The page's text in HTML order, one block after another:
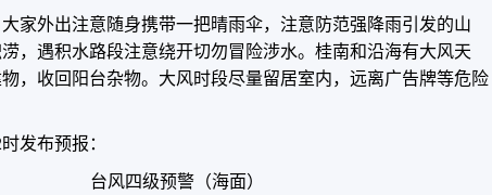
家外出注意随身携带一把晴雨伞，注意防范强降雨引发的山
，遇积水路段注意绕开切勿冒险涉水。桂南和沿海有大风天
，收回阳台杂物。大风时段尽量留居室内，远离广告牌等危险
发布预报：
台风四级预警（海面）